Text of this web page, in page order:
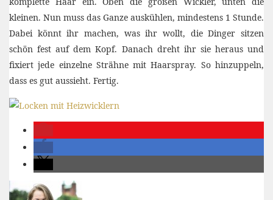
kleinen. Nun muss das Ganze auskühlen, mindestens 1 Stunde.
Dabei könnt ihr machen, was ihr wollt, die Dinger sitzen
schön fest auf dem Kopf. Danach dreht ihr sie heraus und
fixiert jede einzelne Strähne mit Haarspray. So hinzuppeln,
dass es gut aussieht. Fertig.